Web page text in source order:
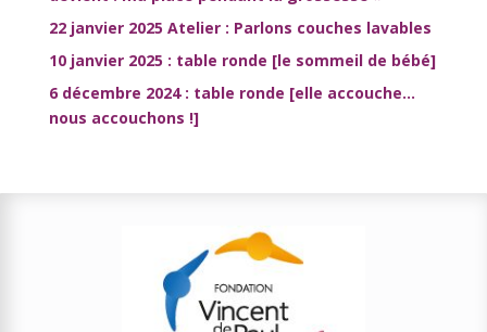
22 janvier 2025 Atelier : Parlons couches lavables
10 janvier 2025 : table ronde [le sommeil de bébé]
6 décembre 2024 : table ronde [elle accouche…
nous accouchons !]